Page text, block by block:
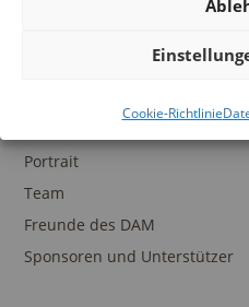
Cookie-Richtlinie
Portrait
Team
Freunde des DAM
Sponsoren und Unterstützer